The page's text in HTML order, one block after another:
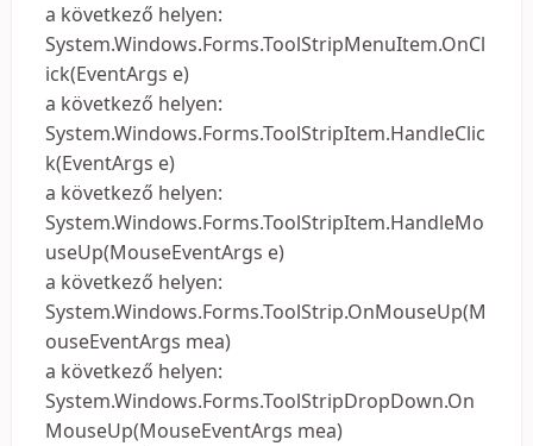
a következő helyen:
System.Windows.Forms.ToolStripMenuItem.OnCl
ick(EventArgs e)
a következő helyen:
System.Windows.Forms.ToolStripItem.HandleClic
k(EventArgs e)
a következő helyen:
System.Windows.Forms.ToolStripItem.HandleMo
useUp(MouseEventArgs e)
a következő helyen:
System.Windows.Forms.ToolStrip.OnMouseUp(M
ouseEventArgs mea)
a következő helyen:
System.Windows.Forms.ToolStripDropDown.On
MouseUp(MouseEventArgs mea)